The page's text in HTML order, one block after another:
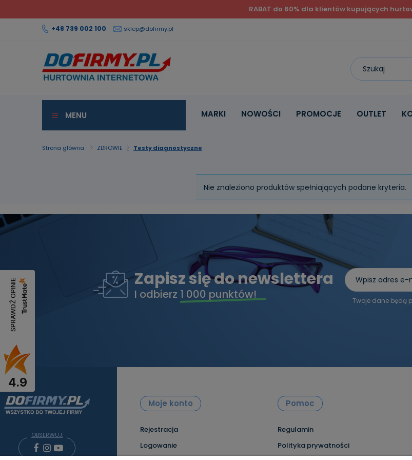
RABAT do 60% dla klientów kupujących
+48 739 002 100 sklep@dofirmy.pl
MENU MARKI NOWOŚCI PROMOCJE OUTLET
Strona główna ZDROWIE Testy diagnostyczne
Nie znaleziono produktów spełniających podane kryteria.
Zapisz się do newslettera
I odbierz 1 000 punktów! Twoje dane będą
Moje konto
Rejestracja
Logowanie
Pomoc
Regulamin
Polityka prywatności
OBSERWUJ:
SPRAWDŹ OPINIE
4.9